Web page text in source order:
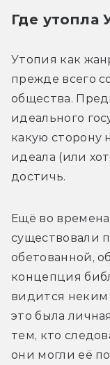
Где утопла
Утопия как
прежде всего
общества.
идеального
какую сторону
идеала (или
достичь.
Ещё во
существовали
обетованной,
концепция
видится
это была
тем, кто
они могли её